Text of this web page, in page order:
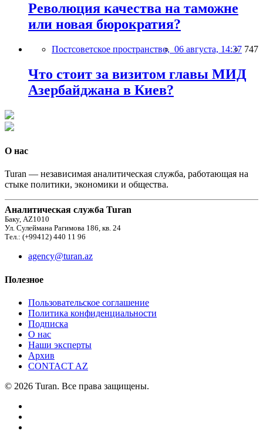
Революция качества на таможне
или новая бюрократия?
Постсоветское пространство, 06 августа, 14:37 747
Что стоит за визитом главы МИД
Азербайджана в Киев?
О нас
Turan — независимая аналитическая служба, работающая на
стыке политики, экономики и общества.
Аналитическая служба Turan
Баку, AZ1010
Ул. Сулеймана Рагимова 186, кв. 24
Тел.: (+99412) 440 11 96
agency@turan.az
Полезное
Пользовательское соглашение
Политика конфиденциальности
Подписка
О нас
Наши эксперты
Архив
CONTACT AZ
© 2026 Turan. Все права защищены.